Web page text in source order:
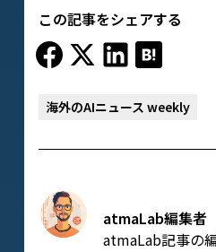
この記事をシェアする
海外のAIニュース weekly
atmaLab編集者
atmaLab記事の